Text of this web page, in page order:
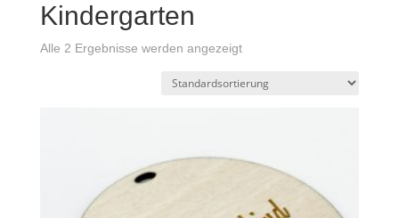
Kindergarten
Alle 2 Ergebnisse werden angezeigt